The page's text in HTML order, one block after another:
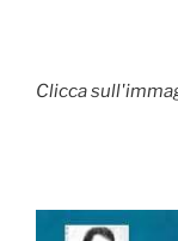
Clicca